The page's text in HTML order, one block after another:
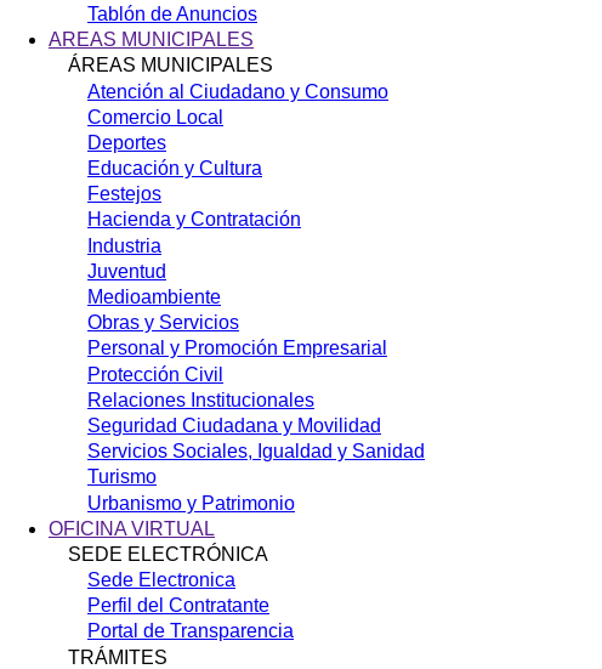
Tablón de Anuncios
AREAS MUNICIPALES
ÁREAS MUNICIPALES
Atención al Ciudadano y Consumo
Comercio Local
Deportes
Educación y Cultura
Festejos
Hacienda y Contratación
Industria
Juventud
Medioambiente
Obras y Servicios
Personal y Promoción Empresarial
Protección Civil
Relaciones Institucionales
Seguridad Ciudadana y Movilidad
Servicios Sociales, Igualdad y Sanidad
Turismo
Urbanismo y Patrimonio
OFICINA VIRTUAL
SEDE ELECTRÓNICA
Sede Electronica
Perfil del Contratante
Portal de Transparencia
TRÁMITES